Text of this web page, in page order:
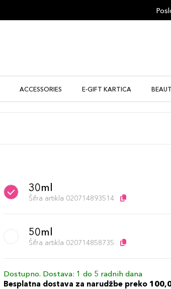
ACCESSORIES E-GIFT KARTICA
30ml
Šifra artikla 020714893514
50ml
Šifra artikla 020714858735
Dostupno. Dostava: 1 do 5 radnih dana
Besplatna dostava za narudžbe preko